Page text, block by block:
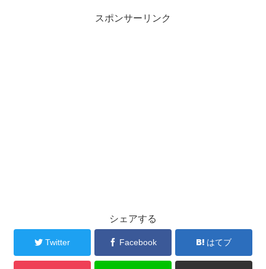
スポンサーリンク
シェアする
Twitter Facebook はてブ